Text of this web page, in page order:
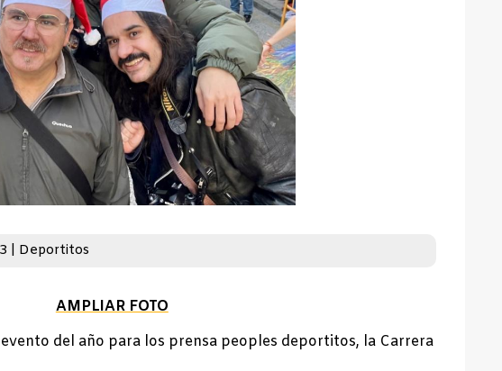
Deportitos
AMPLIAR FOTO
del año para los prensa peoples deportitos, la Carrera